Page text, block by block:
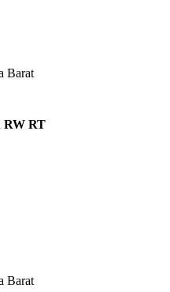
Barat
RW RT
Barat